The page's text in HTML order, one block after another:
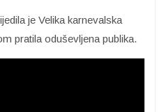
je Velika karnevalska
pratila oduševljena publika.